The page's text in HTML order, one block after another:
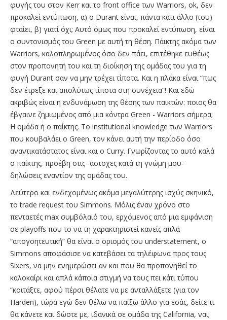
φυγής του στον Kerr και το front office των Warriors, ok, δεν
προκαλεί εντύπωση, α) ο Durant είναι, πάντα κάτι άλλο (του)
φταίει, β) γιατί όχι; Αυτό όμως που προκαλεί εντύπωση, είναι
ο συντονισμός του Green με αυτή τη θέση. Πάικτης ακόμα των
Warriors, καλοπληρωμένος όσο δεν πάει, επιτέθηκε ευθέως
στον προπονητή του και τη διοίκηση της ομάδας του για τη
φυγή Durant σαν να μην τρέχει τίποτα. Και η πλάκα είναι “πως
δεν έτρεξε και απολύτως τίποτα στη συνέχεια”! Και εδώ
ακριβώς είναι η ενδυνάμωση της θέσης των παικτών: ποιος θα
έβγαινε ζημιωμένος από μια κόντρα Green - Warriors σήμερα;
Η ομάδα ή ο παίκτης. Το institutional knowledge των Warriors
που κουβαλάει ο Green, τον κάνει αυτή την περίοδο όσο
αναντικατάστατος είναι και ο Curry. Γνωρίζοντας το αυτό καλά
ο παίκτης, προέβη στις -άστοχες κατά τη γνώμη μου-
δηλώσεις εναντίον της ομάδας του.
Δεύτερο και ενδεχομένως ακόμα μεγαλύτερης ισχύς σκηνικό,
το trade request του Simmons. Μόλις έναν χρόνο στο
πενταετές max συμβόλαιό του, ερχόμενος από μια εμφάνιση
σε playoffs που το να τη χαρακτηριστεί κανείς απλά
“απογοητευτική” θα είναι ο ορισμός του understatement, ο
Simmons αποφάσισε να κατεβάσει τα τηλέφωνα προς τους
Sixers, να μην ενημερώσει αν και που θα προπονηθεί το
καλοκαίρι και απλά κάποια στιγμή να τους πει κάτι τύπου
“κοιτάξτε, αφού πέρσι θέλατε να με ανταλλάξετε (για τον
Harden), τώρα εγώ δεν θέλω να παίξω άλλο για εσάς, δείτε τι
θα κάνετε και δώστε με, ιδανικά σε ομάδα της California, ναι;